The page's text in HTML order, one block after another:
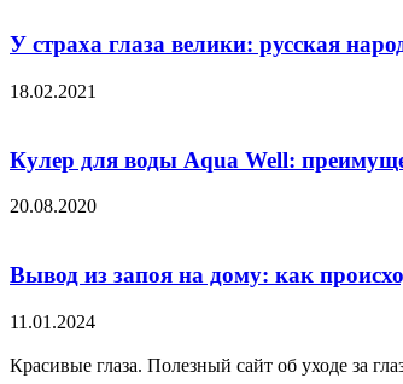
У страха глаза велики: русская
18.02.2021
Кулер для воды Aqua Well:
20.08.2020
Вывод из запоя на дому: как
11.01.2024
Красивые глаза. Полезный сайт об уходе за